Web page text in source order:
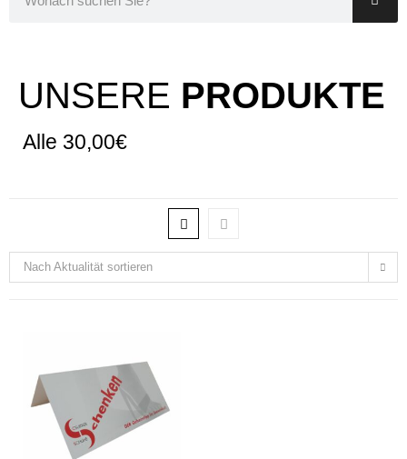
UNSERE PRODUKTE
Alle 30,00€
Nach Aktualität sortieren